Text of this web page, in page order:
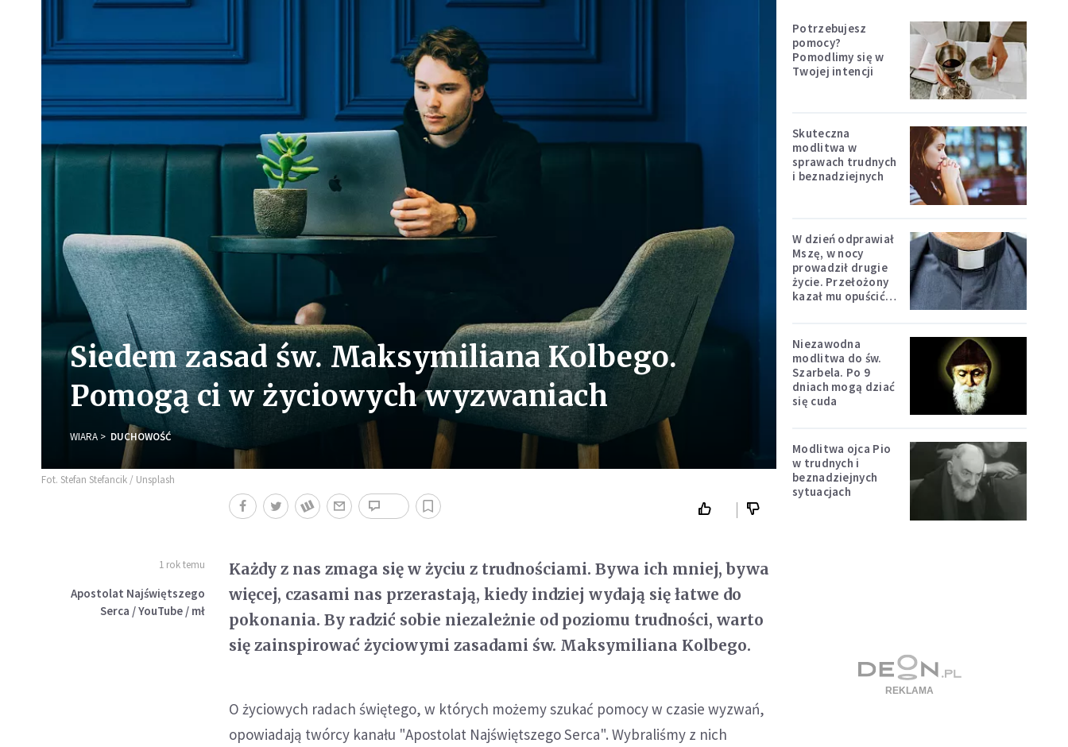
Siedem zasad św. Maksymiliana Kolbego.
Pomogą ci w życiowych wyzwaniach
WIARA DUCHOWOŚĆ
Fot. Stefan Stefancik / Unsplash
1 rok temu
Apostolat Najświętszego
Serca / YouTube / mł
Każdy z nas zmaga się w życiu z trudnościami. Bywa ich mniej, bywa
więcej, czasami nas przerastają, kiedy indziej wydają się łatwe do
pokonania. By radzić sobie niezależnie od poziomu trudności, warto
się zainspirować życiowymi zasadami św. Maksymiliana Kolbego.
O życiowych radach świętego, w których możemy szukać pomocy w czasie wyzwań,
opowiadają twórcy kanału "Apostolat Najświętszego Serca". Wybraliśmy z nich
Potrzebujesz
pomocy?
Pomodlimy się w
Twojej intencji
Skuteczna
modlitwa w
sprawach trudnych
i beznadziejnych
W dzień odprawiał
Mszę, w nocy
prowadził drugie
życie. Przełożony
kazał mu opuścić
Niezawodna
modlitwa do św.
Szarbela. Po 9
dniach mogą dziać
się cuda
Modlitwa ojca Pio
w trudnych i
beznadziejnych
sytuacjach